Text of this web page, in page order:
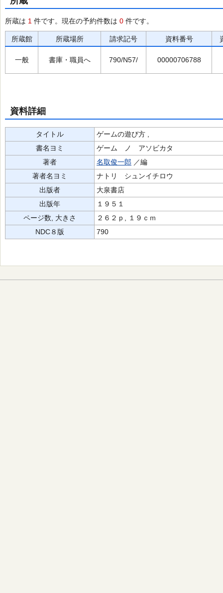
所蔵は 1 件です。現在の予約件数は 0 件です。
所蔵館 所蔵場所 請求記号 資料番号
一般 書庫・職員へ 790/N57/ 00000706788
資料詳細
タイトル
ゲームの遊び方 ,
書名ヨミ
ゲーム ノ アソビカタ
著者
名取俊一郎 ／編
著者名ヨミ
ナトリ シュンイチロウ
出版者
大泉書店
出版年
１９５１
ページ数, 大きさ
２６２ｐ, １９ｃｍ
NDC８版
790